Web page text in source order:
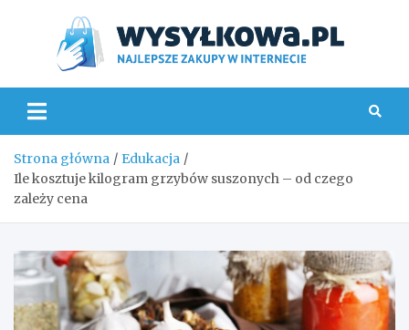
Strona główna
Edukacja
Ile kosztuje kilogram grzybów suszonych – od czego
zależy cena